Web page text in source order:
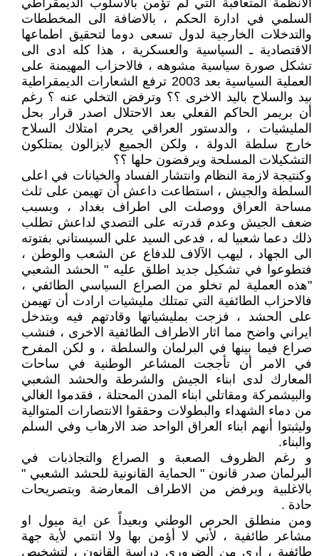
الانظمة المتعاقبة التي لم تؤمن بالاسلوب الديمقراطي
السلمي في ادارة الحكم ، بالاضافة الى المخططات
والتدخلات الخارجية لدول تسعى دوما لتحقيق اطماعها
الاقتصادية ـ السياسية والعسكرية ، هذا كله ادى الى
تشكل صورة سياسية مشوهه ، فالاحزاب المهيمنة على
العملية السياسية بعد 2003 ترفع الشعارات الديمقراطية
بيد والسلاح باليد الاخرى ؟؟ وترفض التخلي عنه ؟ رغم
أن بريمر الحاكم الفعلي بعد الاحتلال اصدر قرار بحل
المليشيات ، والدستور العراقي يحرم امتلاك السلاح
خارج سلطة الدولة ، ولكن الجميع لايزالون يمتلكون
التشكيلات المسلحة ويرفضون حلها ؟؟
وكنتيجة لازمة النظام وانتشار الفساد والخيانات في اعلى
السلطة والجيش ، استطاعت داعش أن تهيمن على ثلث
مساحة العراق ووصلت الى اطراف بغداد ، وبسبب
ضعف الجيش وعدم قدرته على التصدي لداعش تطلب
ذلك دعما شعبيا له ، فدعى السيد علي السيستاني بفتوته
الى الجهاد ، ليهب الآلاف للدفاع عن الشعب والوطن ،
فتطوعوا في تشكيل جديد اطلق عليه " الحشد الشعبي
"هذه العملية لم تخلو من الصراع السياسي الطائفي ،
فالاحزاب الطائفية التي تمتلك مليشيات ارادت أن تهيمن
على الحشد ، فزجت بمليشياتها وقادتهم فيه وبتدخل
ايراني واضح مما اثار الاطراف الطائفية الاخرى ، فنشب
صراع فيما بينها في البرلمان والسلطة ، و لكن المفرح
في الامر أن تأججت المشاعر الوطنية في ساحات
المعارك لدى ابناء الجيش والشرطة والحشد الشعبي
والبيشمركة ومقاتلي ابناء المدن المحتلة ، فقدموا الغالي
من دماء الشهداء والبطولات وحققوا الانتصارات المتوالية
وليثبتوا أنهم ابناء العراق الواحد ضد الارهاب وفي السلم
والبناء.
و رغم الظروف الصعبة و الصراع والتجاذبات في
البرلمان صدر قانون " الحماية القانونية للحشد الشعبي "
بالاغلبية وبرفض من الاطراف المعارضة وبتصريحات
حادة .
ومن منطلق الحرص الوطني وبعيداً عن اية ميول او
مشاعر طائفية ، لأني لا أؤمن بها ولا انتمي لأية جهة
طائفية ، ارى من الضروري دراسة القانون ، لتشخيص